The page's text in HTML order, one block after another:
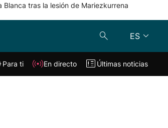
tras la lesión de Mariezkurrena
ES
Klisk En directo
Para ti En directo Últimas noticias